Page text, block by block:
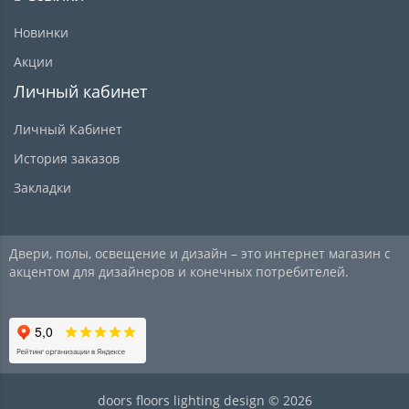
Новинки
Акции
Личный кабинет
Личный Кабинет
История заказов
Закладки
Двери, полы, освещение и дизайн – это интернет магазин с
акцентом для дизайнеров и конечных потребителей.
doors floors lighting design © 2026